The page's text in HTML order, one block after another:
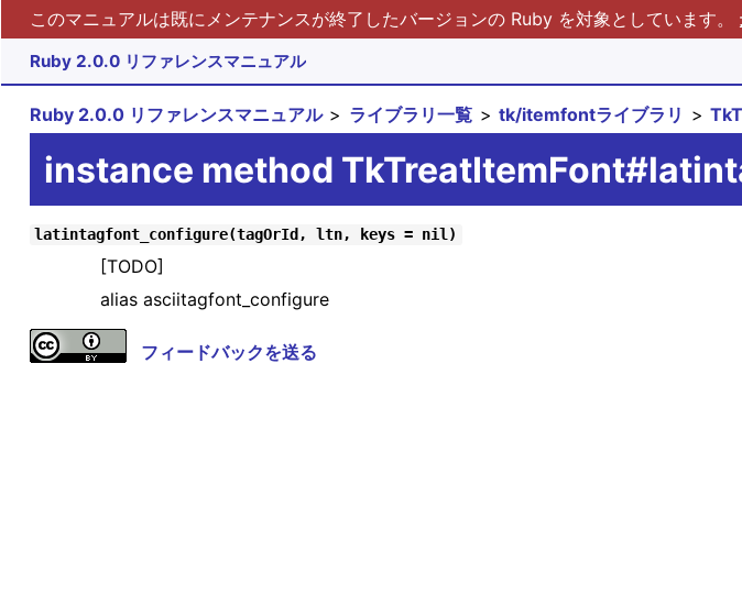
このマニュアルは既にメンテナンスが終了したバージョンの Ruby を対象としています。
Ruby 2.0.0 リファレンスマニュアル
Ruby 2.0.0 リファレンスマニュアル ライブラリ一覧 tk/itemfontライブラリ
instance method
latintagfont_configure(tagOrId, ltn, keys = nil)
[TODO]
alias asciitagfont_configure
フィードバックを送る